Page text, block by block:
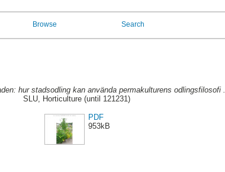
Browse Search
hur stadsodling kan använda permakulturens odlingsfilosofi .
SLU, Horticulture (until 121231)
PDF
953kB